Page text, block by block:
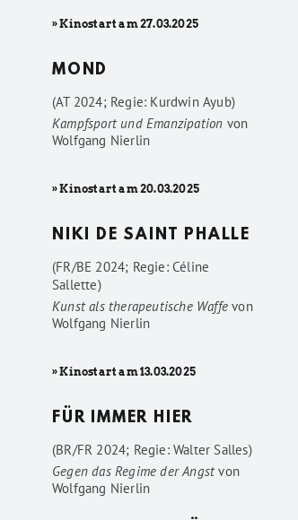
» Kinostart am 27.03.2025
MOND
(AT 2024; Regie: Kurdwin Ayub)
Kampfsport und Emanzipation von
Wolfgang Nierlin
» Kinostart am 20.03.2025
NIKI DE SAINT PHALLE
(FR/BE 2024; Regie: Céline
Sallette)
Kunst als therapeutische Waffevon
Wolfgang Nierlin
» Kinostart am 13.03.2025
FÜR IMMER HIER
(BR/FR 2024; Regie: Walter Salles)
Gegen das Regime der Angstvon
Wolfgang Nierlin